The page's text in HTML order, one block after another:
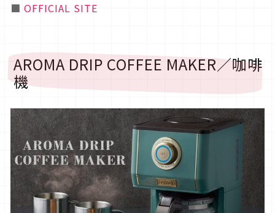
■ OFFICIAL SITE
AROMA DRIP COFFEE MAKER／咖啡
機